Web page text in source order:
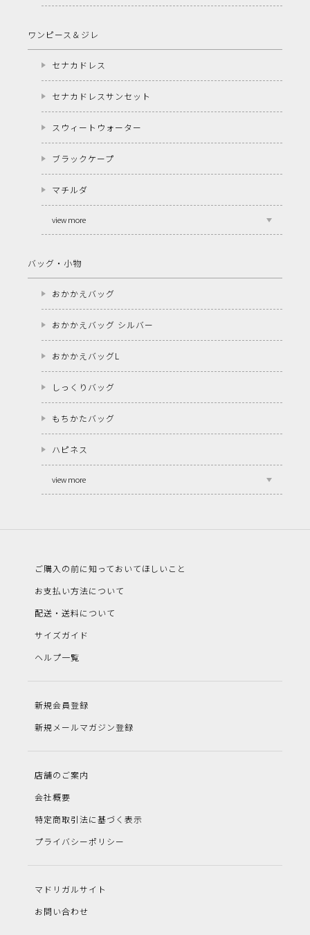
ワンピース＆ジレ
セナカドレス
セナカドレスサンセット
スウィートウォーター
ブラックケープ
マチルダ
view more
バッグ・小物
おかかえバッグ
おかかえバッグ シルバー
おかかえバッグL
しっくりバッグ
もちかたバッグ
ハピネス
view more
ご購入の前に知っておいてほしいこと
お支払い方法について
配送・送料について
サイズガイド
ヘルプ一覧
新規会員登録
新規メールマガジン登録
店舗のご案内
会社概要
特定商取引法に基づく表示
プライバシーポリシー
マドリガルサイト
お問い合わせ